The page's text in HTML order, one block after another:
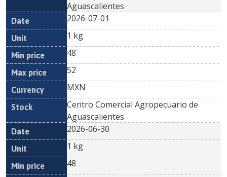
Aguascalientes
2026-07-01
1 kg
48
52
MXN
Centro Comercial Agropecuario de
Aguascalientes
2026-06-30
1 kg
48